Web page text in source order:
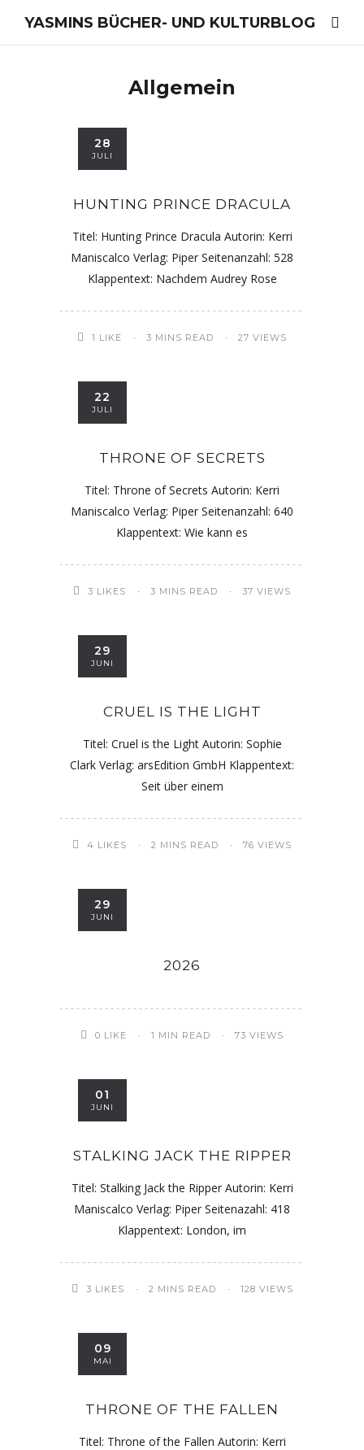
YASMINS BÜCHER- UND KULTURBLOG
Allgemein
28
JULI
HUNTING PRINCE DRACULA
Titel: Hunting Prince Dracula Autorin: Kerri
Maniscalco Verlag: Piper Seitenanzahl: 528
Klappentext: Nachdem Audrey Rose
1 LIKE 3 MINS READ 27 VIEWS
22
JULI
THRONE OF SECRETS
Titel: Throne of Secrets Autorin: Kerri
Maniscalco Verlag: Piper Seitenanzahl: 640
Klappentext: Wie kann es
3 LIKES 3 MINS READ 37 VIEWS
29
JUNI
CRUEL IS THE LIGHT
Titel: Cruel is the Light Autorin: Sophie
Clark Verlag: arsEdition GmbH Klappentext:
Seit über einem
4 LIKES 2 MINS READ 76 VIEWS
29
JUNI
2026
0 LIKE 1 MIN READ 73 VIEWS
01
JUNI
STALKING JACK THE RIPPER
Titel: Stalking Jack the Ripper Autorin: Kerri
Maniscalco Verlag: Piper Seitenazahl: 418
Klappentext: London, im
3 LIKES 2 MINS READ 128 VIEWS
09
MAI
THRONE OF THE FALLEN
Titel: Throne of the Fallen Autorin: Kerri